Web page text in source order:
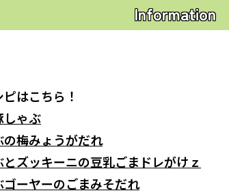
Information
はこちら！
しゃぶ
の梅みょうがだれ
とズッキーニの豆乳ごまドレがけｚ
ゴーヤーのごまみそだれ